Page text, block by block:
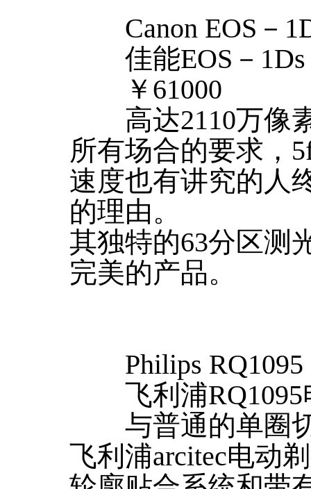
Canon EOS－
佳能EOS－1Ds
￥61000
高达2110万像素
所有场合的要求，
速度也有讲究的人
的理由。
其独特的63分区测
完美的产品。
Philips RQ1095
飞利浦RQ1095
与普通的单圈切
飞利浦arcitec电动